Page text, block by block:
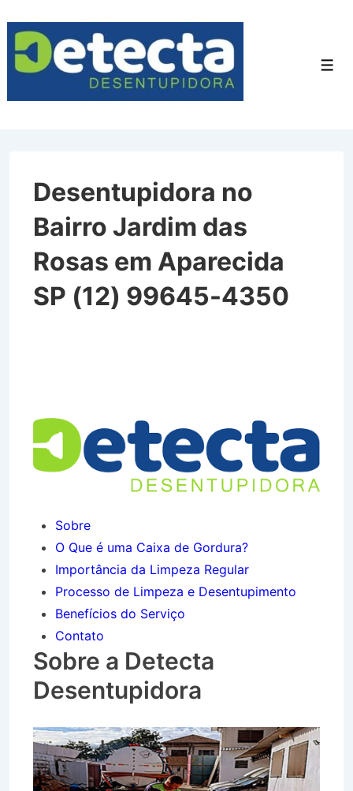
para
Conteúdo
Desentupidora no
Bairro Jardim das
Rosas em Aparecida
SP (12) 99645-4350
Sobre
O Que é uma Caixa de Gordura?
Importância da Limpeza Regular
Processo de Limpeza e Desentupimento
Benefícios do Serviço
Contato
Sobre a Detecta
Desentupidora